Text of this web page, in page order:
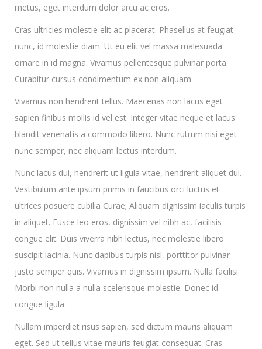
metus, eget interdum dolor arcu ac eros.
Cras ultricies molestie elit ac placerat. Phasellus at feugiat
nunc, id molestie diam. Ut eu elit vel massa malesuada
ornare in id magna. Vivamus pellentesque pulvinar porta.
Curabitur cursus condimentum ex non aliquam
Vivamus non hendrerit tellus. Maecenas non lacus eget
sapien finibus mollis id vel est. Integer vitae neque et lacus
blandit venenatis a commodo libero. Nunc rutrum nisi eget
nunc semper, nec aliquam lectus interdum.
Nunc lacus dui, hendrerit ut ligula vitae, hendrerit aliquet dui.
Vestibulum ante ipsum primis in faucibus orci luctus et
ultrices posuere cubilia Curae; Aliquam dignissim iaculis turpis
in aliquet. Fusce leo eros, dignissim vel nibh ac, facilisis
congue elit. Duis viverra nibh lectus, nec molestie libero
suscipit lacinia. Nunc dapibus turpis nisl, porttitor pulvinar
justo semper quis. Vivamus in dignissim ipsum. Nulla facilisi.
Morbi non nulla a nulla scelerisque molestie. Donec id
congue ligula.
Nullam imperdiet risus sapien, sed dictum mauris aliquam
eget. Sed ut tellus vitae mauris feugiat consequat. Cras